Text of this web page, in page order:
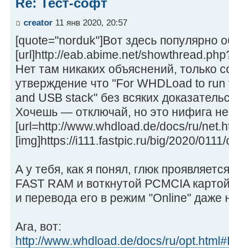
Re: Тест-софт
creator 11 янв 2020, 20:57
[quote="norduk"]Вот здесь популярно
[url]http://eab.abime.net/
Нет там никаких объяснений, только
утверждение что "For WHDLoad to
and USB stack" без всяких
Хочешь — отключай, но это нифига
[url=http://www.whdload.de/docs/ru/
[img]https://i111.fastpic.ru/big/2020/
А у тебя, как я понял, глюк
FAST RAM и воткнутой PCMCIA
и перевода его в режим "Online" даже
Ага, вот:
http://www.whdload.de/docs/ru/